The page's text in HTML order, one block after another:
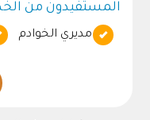
المستفيدون من
مديري الخوادم